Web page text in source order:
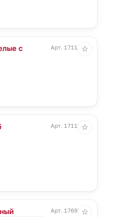
с
Арт. 17114.63
☆
Арт. 17118.13
☆
Арт. 17695.30
☆